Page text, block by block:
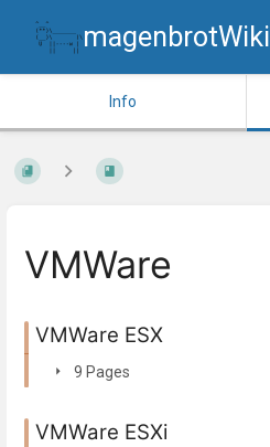
magenbrotWiki
Info
VMWare
VMWare ESX
9 Pages
VMWare ESXi